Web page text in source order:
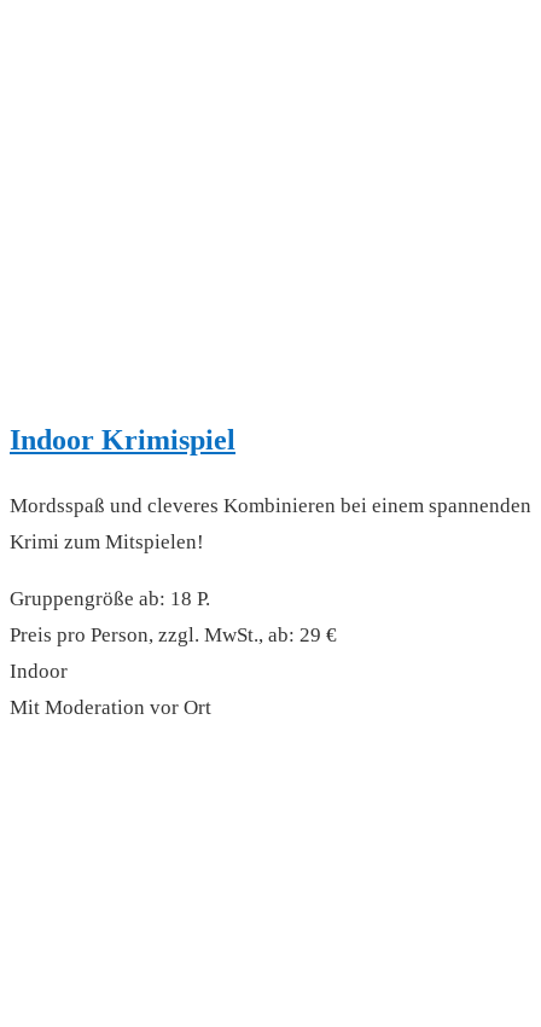
Indoor Krimispiel
Mordsspaß und cleveres Kombinieren bei einem spannenden
Krimi zum Mitspielen!
Gruppengröße ab: 18 P.
Preis pro Person, zzgl. MwSt., ab: 29 €
Indoor
Mit Moderation vor Ort